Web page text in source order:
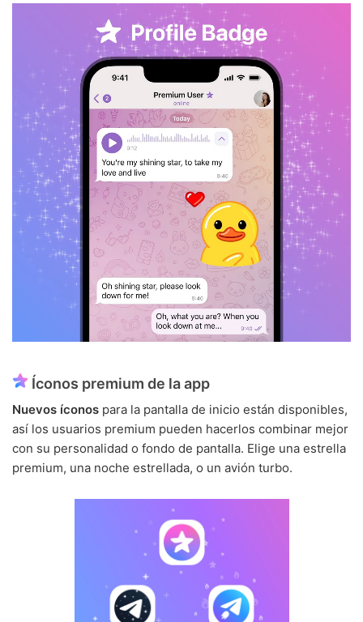
Íconos premium de la app
Nuevos íconos para la pantalla de inicio están disponibles,
así los usuarios premium pueden hacerlos combinar mejor
con su personalidad o fondo de pantalla. Elige una estrella
premium, una noche estrellada, o un avión turbo.